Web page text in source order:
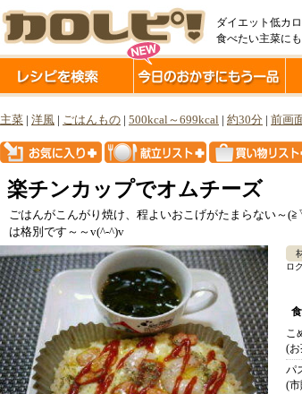
ダイエット低カ
食べたい主菜に
主菜 洋風 ごはんもの 500kcal～699kcal 約30分 前画
楽チンカップでオムチーズ
ごはんがこんがり焼け、程よいおこげがたまらない～
は格別です～～v(^-^)v
ロ
こ
(お
パ
(